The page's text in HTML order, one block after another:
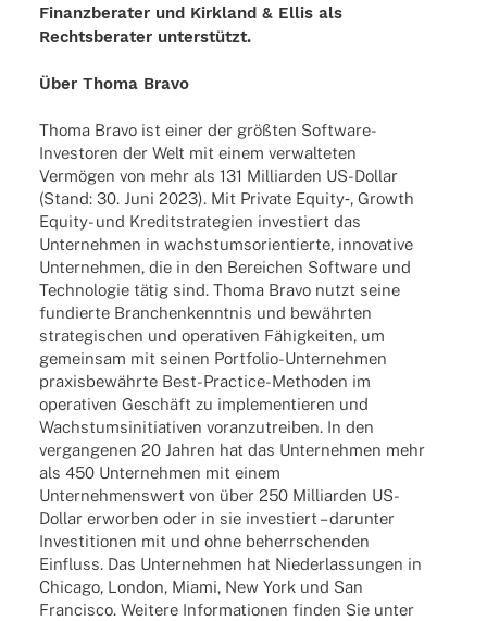
Finanz­be­ra­ter und Kirk­land & Ellis als
Rechts­be­ra­ter unterstützt.
Über Thoma Bravo
Thoma Bravo ist einer der größ­ten Soft­­ware-
Inves­­to­­ren der Welt mit einem verwal­te­ten
Vermö­gen von mehr als 131 Milli­ar­den US-Dollar
(Stand: 30. Juni 2023). Mit Private Equity‑, Growth
Equity- und Kredit­stra­te­gien inves­tiert das
Unter­neh­men in wachs­tums­ori­en­tierte, inno­va­tive
Unter­neh­men, die in den Berei­chen Soft­ware und
Tech­no­lo­gie tätig sind. Thoma Bravo nutzt seine
fundierte Bran­chen­kennt­nis und bewähr­ten
stra­te­gi­schen und opera­ti­ven Fähig­kei­ten, um
gemein­sam mit seinen Port­­fo­­lio-Unter­­neh­­men
praxis­be­währte Best-Prac­­tice-Metho­­den im
opera­ti­ven Geschäft zu imple­men­tie­ren und
Wachs­tums­in­itia­ti­ven voran­zu­trei­ben. In den
vergan­ge­nen 20 Jahren hat das Unter­neh­men mehr
als 450 Unter­neh­men mit einem
Unter­neh­mens­wert von über 250 Milli­ar­den US-
Dollar erwor­ben oder in sie inves­tiert – darun­ter
Inves­ti­tio­nen mit und ohne beherr­schen­den
Einfluss. Das Unter­neh­men hat Nieder­las­sun­gen in
Chicago, London, Miami, New York und San
Fran­cisco. Weitere Infor­ma­tio­nen finden Sie unter